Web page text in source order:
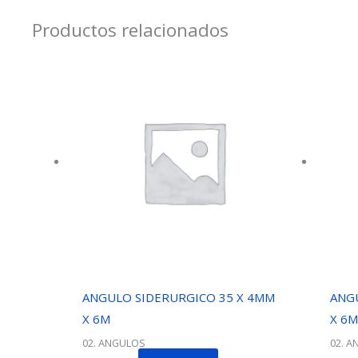
Productos relacionados
ANGULO SIDERURGICO 35 X 4MM
X 6M
02. ANGULOS
X 6M
02.